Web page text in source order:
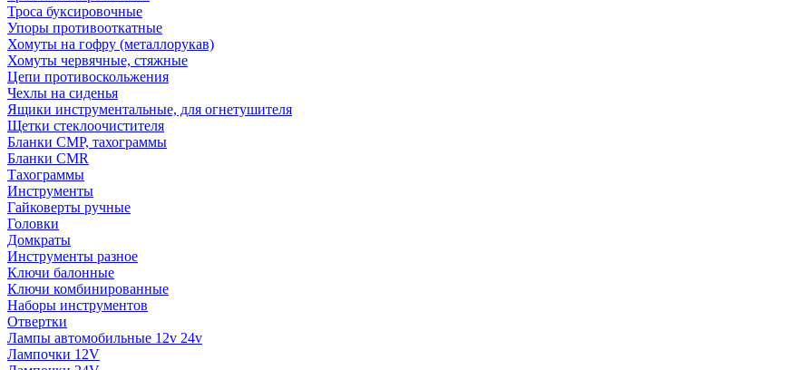
Троса буксировочные
Упоры противооткатные
Хомуты на гофру (металлорукав)
Хомуты червячные, стяжные
Цепи противоскольжения
Чехлы на сиденья
Ящики инструментальные, для огнетушителя
Щетки стеклоочистителя
Бланки СМР, тахограммы
Бланки CMR
Тахограммы
Инструменты
Гайковерты ручные
Головки
Домкраты
Инструменты разное
Ключи балонные
Ключи комбинированные
Наборы инструментов
Отвертки
Лампы автомобильные 12v 24v
Лампочки 12V